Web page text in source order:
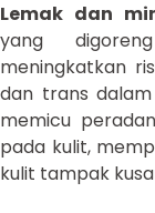
Lemak dan
yang
meningkatkan
dan trans
memicu
pada kulit,
kulit tampak